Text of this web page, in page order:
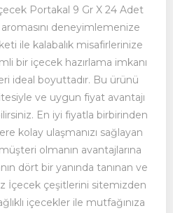
Portakal 9 Gr X 24 Adet
deneyimlemenize
ile kalabalık misafirlerinize
bir içecek hazırlama imkanı
ideal boyuttadır. Bu ürünü
ve uygun fiyat avantajı
En iyi fiyatla birbirinden
kolay ulaşmanızı sağlayan
olmanın avantajlarına
dört bir yanında tanınan ve
İçecek çeşitlerini sitemizden
içecekler ile mutfağınıza